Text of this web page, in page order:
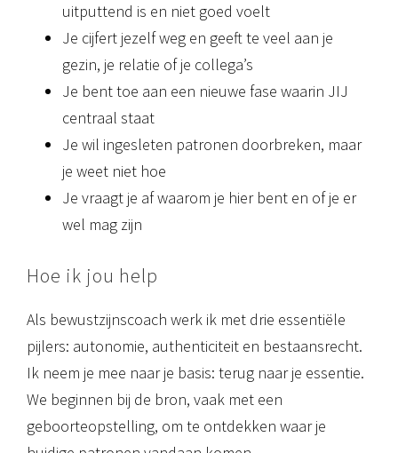
uitputtend is en niet goed voelt
Je cijfert jezelf weg en geeft te veel aan je
gezin, je relatie of je collega’s
Je bent toe aan een nieuwe fase waarin JIJ
centraal staat
Je wil ingesleten patronen doorbreken, maar
je weet niet hoe
Je vraagt je af waarom je hier bent en of je er
wel mag zijn
Hoe ik jou help
Als bewustzijnscoach werk ik met drie essentiële
pijlers: autonomie, authenticiteit en bestaansrecht.
Ik neem je mee naar je basis: terug naar je essentie.
We beginnen bij de bron, vaak met een
geboorteopstelling, om te ontdekken waar je